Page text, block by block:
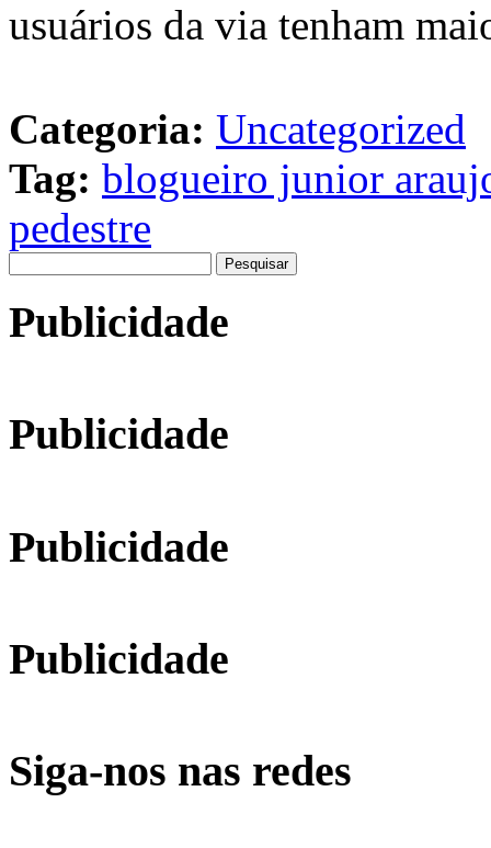
usuários da via tenham
Categoria: Uncategorized
Tag: blogueiro junior
pedestre
por:
Publicidade
Publicidade
Publicidade
Publicidade
Siga-nos nas redes